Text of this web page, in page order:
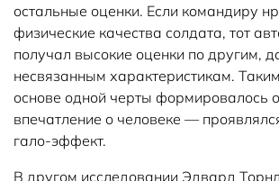
остальные оценки. Если командиру
физические качества солдата, тот
получал высокие оценки по другим,
несвязанным характеристикам.
основе одной черты формировалось
впечатление о человеке —
гало-эффект.
В другом исследовании Эдвард